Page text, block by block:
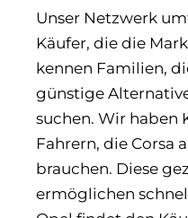
Unser Netzwerk
Käufer, die die
kennen Familien,
günstige
suchen. Wir haben
Fahrern, die Corsa
brauchen. Diese
ermöglichen